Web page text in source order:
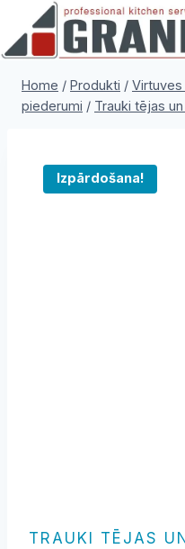
content
Home / Produkti /
piederumi / Trauki tējas
Izpārdošana!
TRAUKI TĒJAS